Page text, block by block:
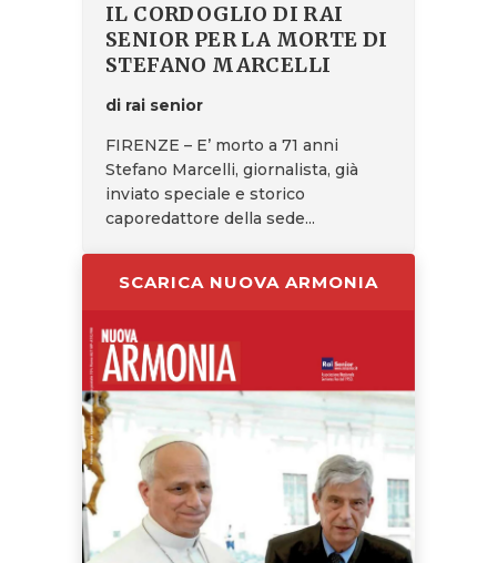
IL CORDOGLIO DI RAI
SENIOR PER LA MORTE DI
STEFANO MARCELLI
di rai senior
FIRENZE – E’ morto a 71 anni
Stefano Marcelli, giornalista, già
inviato speciale e storico
caporedattore della sede...
SCARICA NUOVA ARMONIA